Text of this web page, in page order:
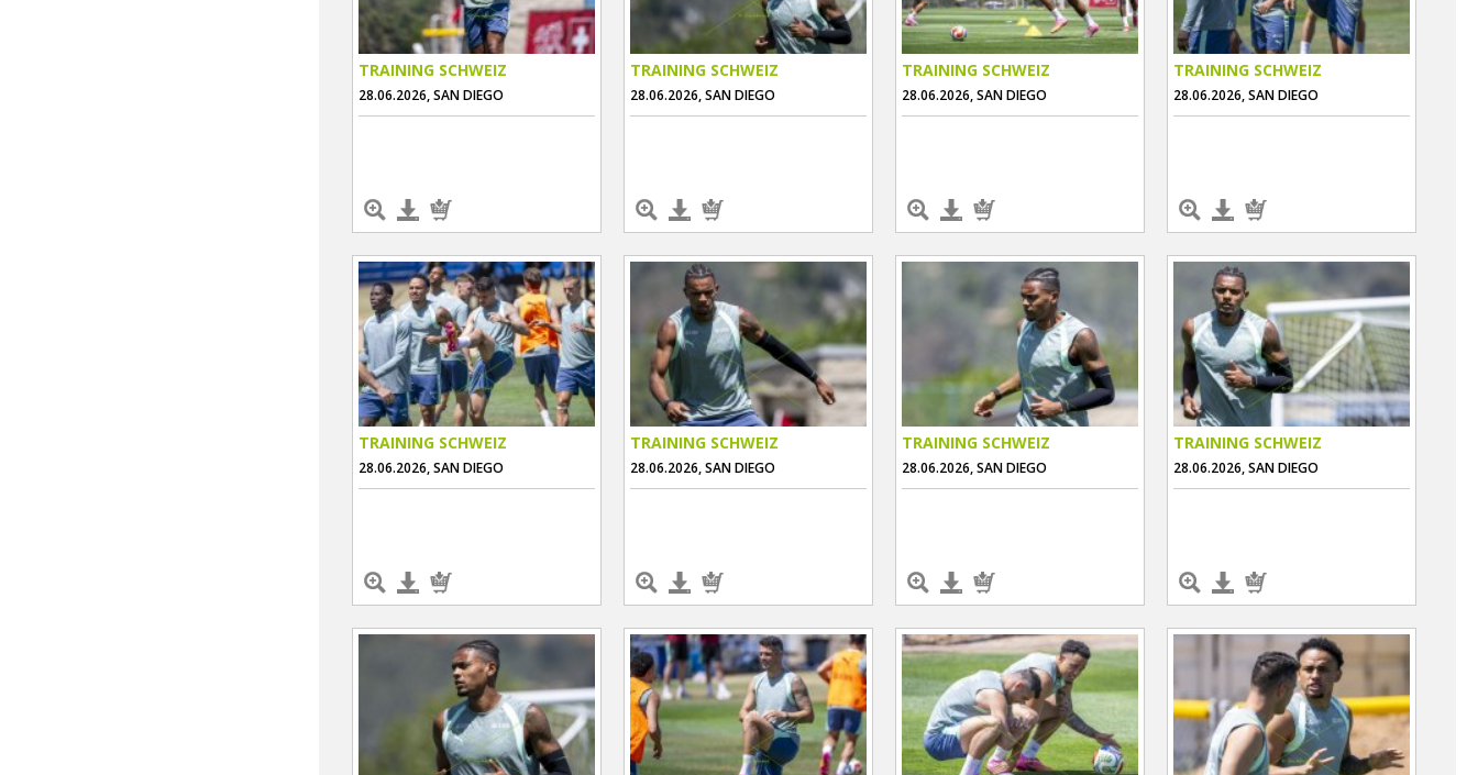
TRAINING SCHWEIZ
28.06.2026, SAN DIEGO
TRAINING SCHWEIZ
28.06.2026, SAN DIEGO
TRAINING SCHWEIZ
28.06.2026, SAN DIEGO
TRAINING SCHWEIZ
28.06.2026, SAN DIEGO
TRAINING SCHWEIZ
28.06.2026, SAN DIEGO
TRAINING SCHWEIZ
28.06.2026, SAN DIEGO
TRAINING SCHWEIZ
28.06.2026, SAN DIEGO
TRAINING SCHWEIZ
28.06.2026, SAN DIEGO